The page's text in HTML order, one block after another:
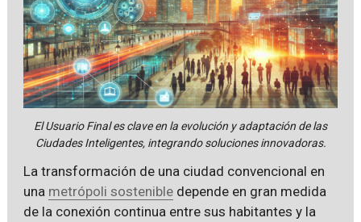
El Usuario Final es clave en la evolución y adaptación de las
Ciudades Inteligentes, integrando soluciones innovadoras.
La transformación de una ciudad convencional en
una metrópoli sostenibledepende en gran medida
de la conexión continua entre sus habitantes y la